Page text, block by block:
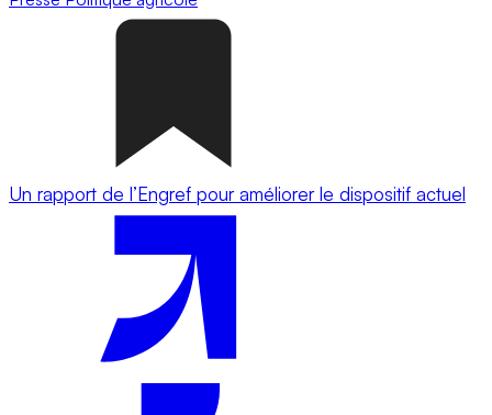
Un rapport de l’Engref pour améliorer le dispositif actuel